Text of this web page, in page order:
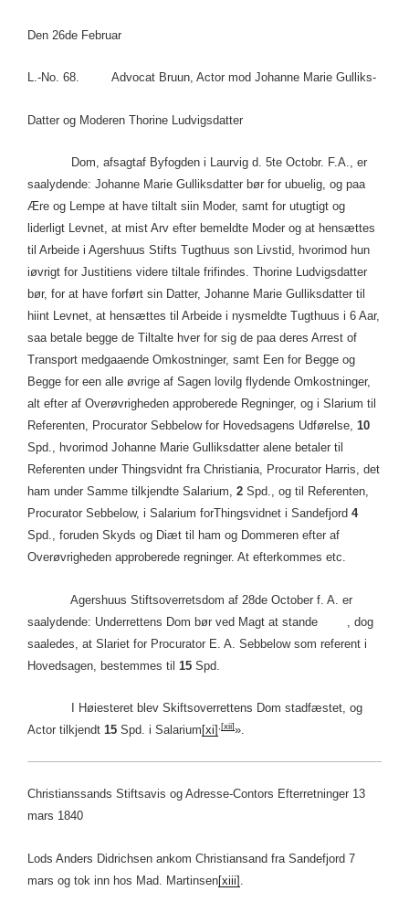
Den 26de Februar
L.-No. 68. Advocat Bruun, Actor mod Johanne Marie Gulliks-
Datter og Moderen Thorine Ludvigsdatter
Dom, afsagtaf Byfogden i Laurvig d. 5te Octobr. F.A., er
saalydende: Johanne Marie Gulliksdatter bør for ubuelig, og paa
Ære og Lempe at have tiltalt siin Moder, samt for utugtigt og
liderligt Levnet, at mist Arv efter bemeldte Moder og at hensættes
til Arbeide i Agershuus Stifts Tugthuus son Livstid, hvorimod hun
iøvrigt for Justitiens videre tiltale frifindes. Thorine Ludvigsdatter
bør, for at have forført sin Datter, Johanne Marie Gulliksdatter til
hiint Levnet, at hensættes til Arbeide i nysmeldte Tugthuus i 6 Aar,
saa betale begge de Tiltalte hver for sig de paa deres Arrest of
Transport medgaaende Omkostninger, samt Een for Begge og
Begge for een alle øvrige af Sagen lovilg flydende Omkostninger,
alt efter af Overøvrigheden approberede Regninger, og i Slarium til
Referenten, Procurator Sebbelow for Hovedsagens Udførelse, 10
Spd., hvorimod Johanne Marie Gulliksdatter alene betaler til
Referenten under Thingsvidnt fra Christiania, Procurator Harris, det
ham under Samme tilkjendte Salarium, 2 Spd., og til Referenten,
Procurator Sebbelow, i Salarium forThingsvidnet i Sandefjord 4
Spd., foruden Skyds og Diæt til ham og Dommeren efter af
Overøvrigheden approberede regninger. At efterkommes etc.
Agershuus Stiftsoverretsdom af 28de October f. A. er
saalydende: Underrettens Dom bør ved Magt at stande , dog
saaledes, at Slariet for Procurator E. A. Sebbelow som referent i
Hovedsagen, bestemmes til 15 Spd.
I Høiesteret blev Skiftsoverrettens Dom stadfæstet, og
Actor tilkjendt 15 Spd. i Salarium [xi] [xii]».
Christianssands Stiftsavis og Adresse-Contors Efterretninger 13
mars 1840
Lods Anders Didrichsen ankom Christiansand fra Sandefjord 7
mars og tok inn hos Mad. Martinsen[xiii]